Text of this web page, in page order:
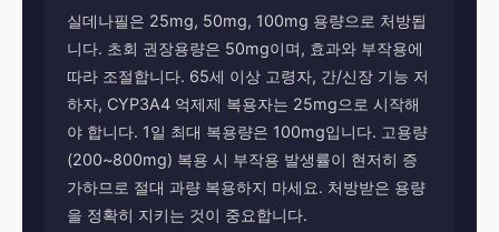
실데나필은 25mg, 50mg, 100mg 용량으로 처방됩
니다. 초회 권장용량은 50mg이며, 효과와 부작용에
따라 조절합니다. 65세 이상 고령자, 간/신장 기능 저
하자, CYP3A4 억제제 복용자는 25mg으로 시작해
야 합니다. 1일 최대 복용량은 100mg입니다. 고용량
(200~800mg) 복용 시 부작용 발생률이 현저히 증
가하므로 절대 과량 복용하지 마세요. 처방받은 용량
을 정확히 지키는 것이 중요합니다.